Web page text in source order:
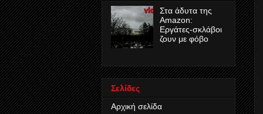
Στα άδυτα της
Amazon:
Εργάτες-σκλάβοι
ζουν με φόβο
Σελίδες
Αρχική σελίδα